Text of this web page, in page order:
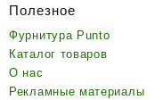
Полезное
Фурнитура Punto
Каталог товаров
О нас
Рекламные материалы